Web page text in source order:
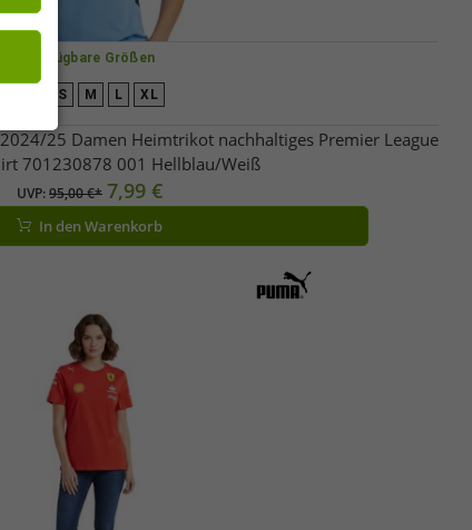
Verfügbare Größen
S M L XL
25 Damen Heimtrikot nachhaltiges Premier League
701230878 001 Hellblau/Weiß
UVP:95,00 €* 7,99 €
In den Warenkorb